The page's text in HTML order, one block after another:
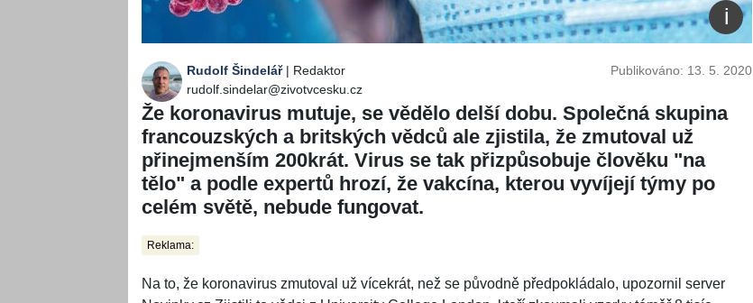
Rudolf Šindelář| Redaktor
rudolf.sindelar@zivotvcesku.cz
Publikováno: 13. 5. 2020
Že koronavirus mutuje, se vědělo delší dobu. Společná skupina
francouzských a britských vědců ale zjistila, že zmutoval už
přinejmenším 200krát. Virus se tak přizpůsobuje člověku "na
tělo" a podle expertů hrozí, že vakcína, kterou vyvíjejí týmy po
celém světě, nebude fungovat.
Reklama:
Na to, že koronavirus zmutoval už vícekrát, než se původně předpokládalo, upozornil server